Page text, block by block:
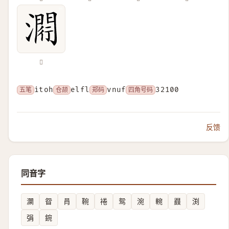
𤀵
五笔 itoh 仓颉 elfl 郑码 vnuf 四角号码 32100
反馈
同音字
灁 眢 肙 䩩 裷 鸳 涴 䡝 鼝
渕
弲
鋺